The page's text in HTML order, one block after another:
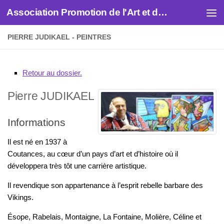
Skip to content Association Promotion de l'Art et des Artistes
PIERRE JUDIKAEL - PEINTRES
Retour au dossier.
Pierre JUDIKAEL
Informations
Il est né en 1937 à
Coutances, au cœur d’un pays d’art et d’histoire où il
développera très tôt une carrière artistique.
Il revendique son appartenance à l’esprit rebelle barbare des
Vikings.
Ésope, Rabelais, Montaigne, La Fontaine, Molière, Céline et